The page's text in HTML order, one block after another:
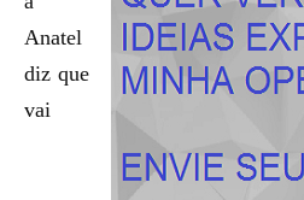
Anatel
diz que
vai